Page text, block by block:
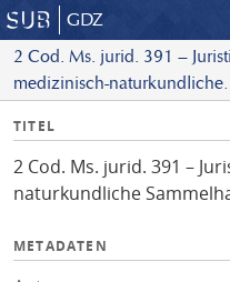
GDZ
2 Cod. Ms. jurid. 391 –
medizinisch-naturkundliche
I
f
o
TITEL
2 Cod. Ms. jurid. 391 –
naturkundliche
METADATEN